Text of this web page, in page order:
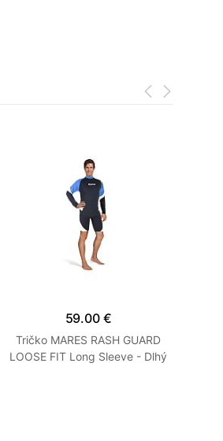
59.00 €
Tričko MARES RASH GUARD
LOOSE FIT Long Sleeve - Dlhý